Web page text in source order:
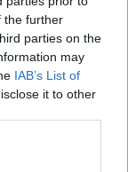
the further
parties on the
may
IAB’s List of
it to other